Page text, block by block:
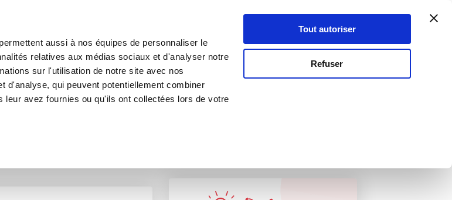
aussi à nos équipes de personnaliser le
relatives aux médias sociaux et d'analyser notre
sur l'utilisation de notre site avec nos
d'analyse, qui peuvent potentiellement combiner
avez fournies ou qu'ils ont collectées lors de votre
Tout autoriser
Refuser
Se connecter
au sarrazin
plats